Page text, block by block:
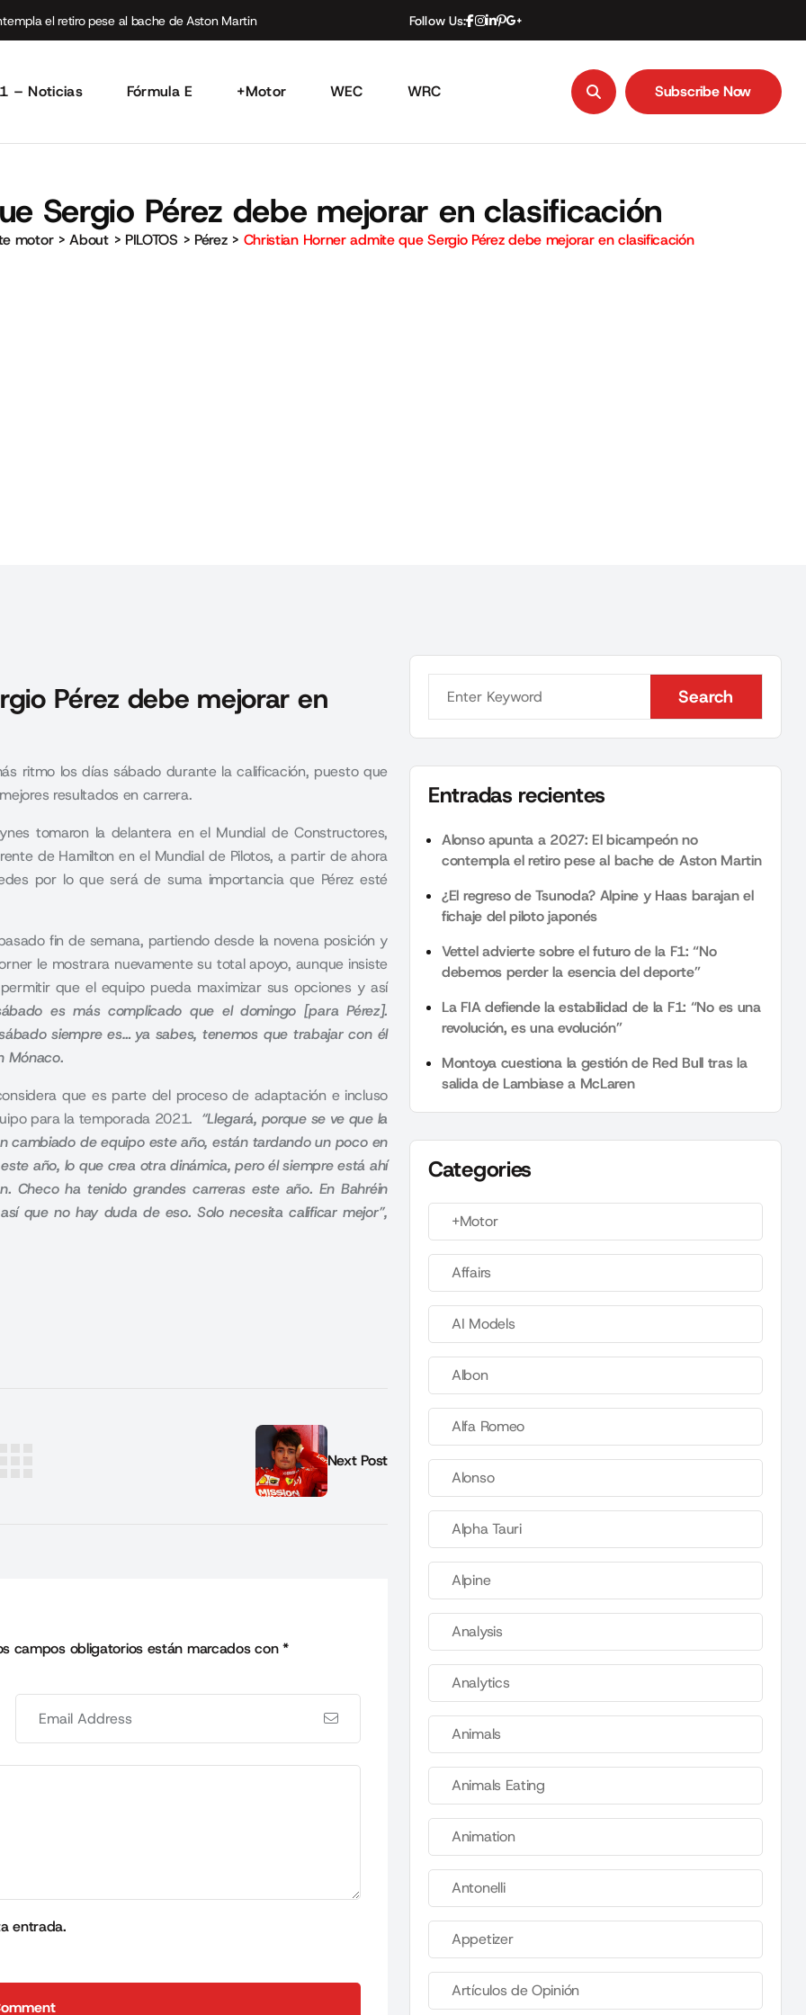
el retiro pese al bache de Aston Martin Follow Us:
– Noticias Fórmula E +Motor WEC WRC Subscribe Now
Sergio Pérez debe mejorar en clasificación
motor>About> PILOTOS > Pérez> Christian Horner admite que Sergio Pérez debe mejorar en clasificación
Pérez debe mejorar en
ritmo los días sábado durante la calificación, puesto que
resultados en carrera.
tomaron la delantera en el Mundial de Constructores,
de Hamilton en el Mundial de Pilotos, a partir de ahora
por lo que será de suma importancia que Pérez esté
fin de semana, partiendo desde la novena posición y
le mostrara nuevamente su total apoyo, aunque insiste
que el equipo pueda maximizar sus opciones y así
es más complicado que el domingo [para Pérez].
siempre es… ya sabes, tenemos que trabajar con él
Mónaco.
que es parte del proceso de adaptación e incluso
para la temporada 2021. “Llegará, porque se ve que la
cambiado de equipo este año, están tardando un poco en
año, lo que crea otra dinámica, pero él siempre está ahí
Checo ha tenido grandes carreras este año. En Bahréin
que no hay duda de eso. Solo necesita calificar mejor”,
Next Post
campos obligatorios están marcados con*
entrada.
Search
Search
Entradas recientes
Alonso apunta a 2027: El bicampeón no
contempla el retiro pese al bache de Aston Martin
¿El regreso de Tsunoda? Alpine y Haas barajan el
fichaje del piloto japonés
Vettel advierte sobre el futuro de la F1: “No
debemos perder la esencia del deporte”
La FIA defiende la estabilidad de la F1: “No es una
revolución, es una evolución”
Montoya cuestiona la gestión de Red Bull tras la
salida de Lambiase a McLaren
Categories
+Motor
Affairs
AI Models
Albon
Alfa Romeo
Alonso
Alpha Tauri
Alpine
Analysis
Analytics
Animals
Animals Eating
Animation
Antonelli
Appetizer
Artículos de Opinión